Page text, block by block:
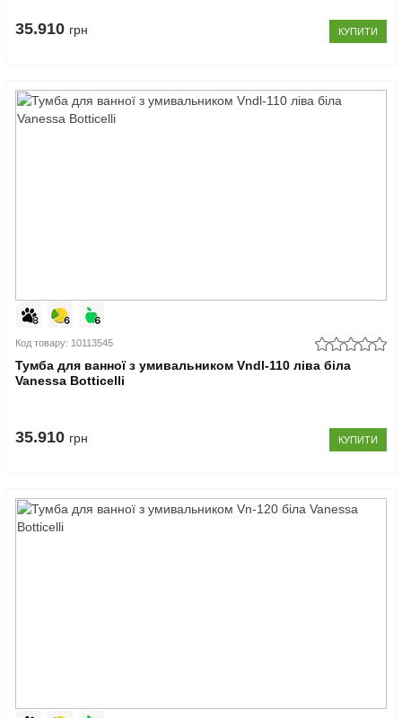
35.910 грн КУПИТИ
Код товару: 10113545
Тумба для ванної з умивальником Vndl-110 ліва біла
Vanessa Botticelli
35.910 грн КУПИТИ